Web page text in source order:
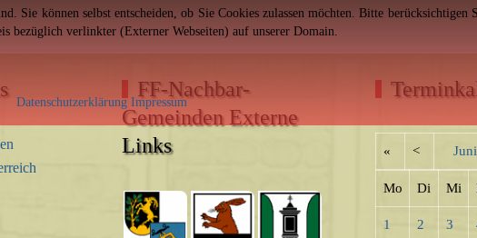
FF-Nachbar-
Gemeinden Externe
Links
« < Juni
Mo Di Mi
1 2 3
Sie können selbst entscheiden, ob Sie Cookies zulassen möchten. Bitte berücksichtigen
bezüglich verlinkter (Externer Webseiten) auf unserer Domain.
Datenschutzerklärung Impressum